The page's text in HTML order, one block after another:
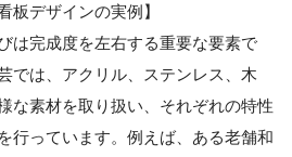
板デザインの実例】
は完成度を左右する重要な要素で
では、アクリル、ステンレス、木
な素材を取り扱い、それぞれの特性
行っています。例えば、ある老舗和